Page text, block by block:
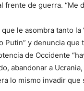
frente de guerra. “Me
le asombra tanto la
Putin” y denuncia
de Occidente
abandonar a
lo mismo invadir que